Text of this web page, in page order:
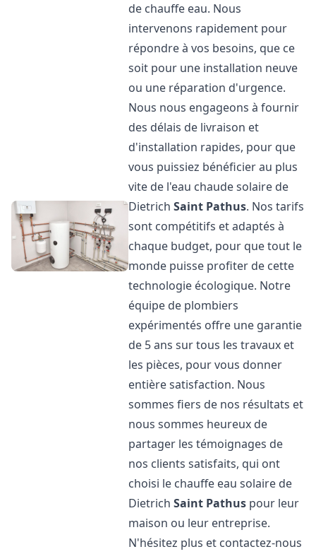
de chauffe eau. Nous
intervenons rapidement pour
répondre à vos besoins, que ce
soit pour une installation neuve
ou une réparation d'urgence.
Nous nous engageons à fournir
des délais de livraison et
d'installation rapides, pour que
vous puissiez bénéficier au plus
vite de l'eau chaude solaire de
DietrichSaint Pathus. Nos tarifs
sont compétitifs et adaptés à
chaque budget, pour que tout le
monde puisse profiter de cette
technologie écologique. Notre
équipe de plombiers
expérimentés offre une garantie
de 5 ans sur tous les travaux et
les pièces, pour vous donner
entière satisfaction. Nous
sommes fiers de nos résultats et
nous sommes heureux de
partager les témoignages de
nos clients satisfaits, qui ont
choisi le chauffe eau solaire de
DietrichSaint Pathus pour leur
maison ou leur entreprise.
N'hésitez plus et contactez-nous